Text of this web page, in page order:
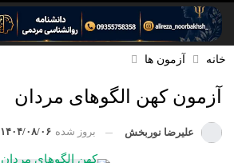
خانه آزمون ‌ها
آزمون کهن الگوهای مردان
علیرضا نوربخش بروز شده ۱۴۰۴/۰۸/۰۶